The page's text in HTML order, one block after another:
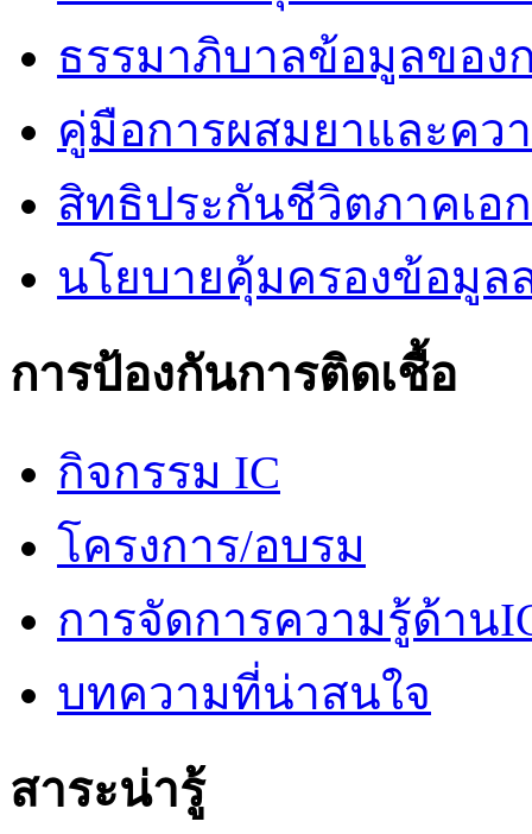
ธรรมาภิบาลข้อมูลของ
คู่มือการผสมยาและคว
สิทธิประกันชีวิตภาคเอ
นโยบายคุ้มครองข้อมูล
การป้องกันการติดเชื้อ
กิจกรรม IC
โครงการ/อบรม
การจัดการความรู้ด้าน
บทความที่น่าสนใจ
สาระน่ารู้